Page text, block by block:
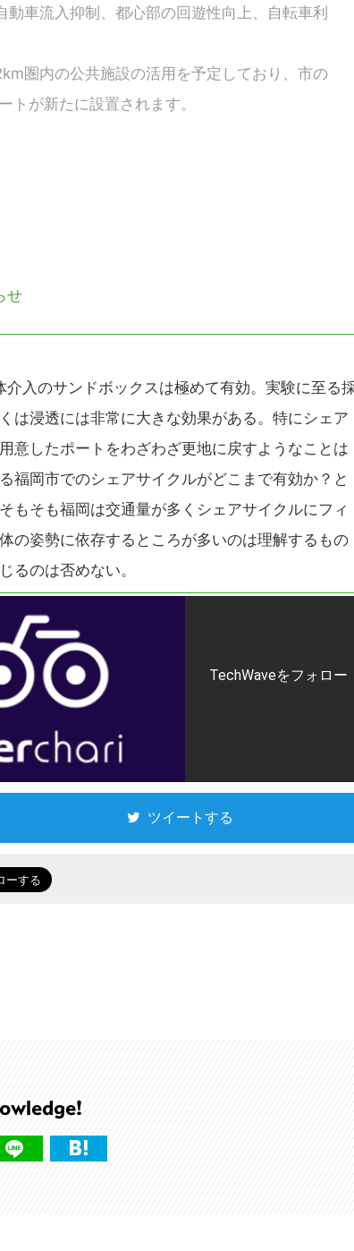
車流入抑制、都心部の回遊性向上、自転車利
圏内の公共施設の活用を予定しており、市の
が新たに設置されます。
せ
入のサンドボックスは極めて有効。実験に至る
は浸透には非常に大きな効果がある。特にシェア
意したポートをわざわざ更地に戻すようなことは
福岡市でのシェアサイクルがどこまで有効か？と
もそも福岡は交通量が多くシェアサイクルにフィ
の姿勢に依存するところが多いのは理解するもの
るのは否めない。
TechWaveをフォロー
ツイートする